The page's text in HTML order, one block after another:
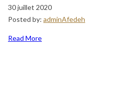
30 juillet 2020
Posted by: adminAfedeh
Read More